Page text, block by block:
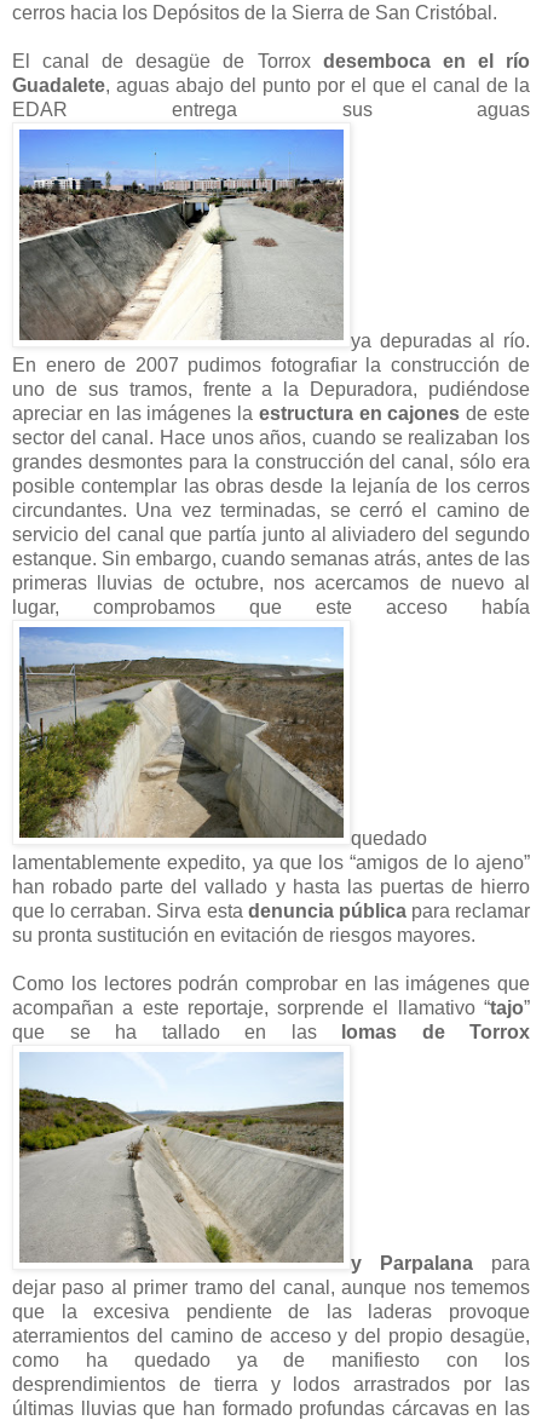
cerros hacia los Depósitos de la Sierra de San Cristóbal.
El canal de desagüe de Torrox desemboca en el río
Guadalete, aguas abajo del punto por el que el canal de la
EDAR entrega sus aguas
ya depuradas al río.
En enero de 2007 pudimos fotografiar la construcción de
uno de sus tramos, frente a la Depuradora, pudiéndose
apreciar en las imágenes la estructura en cajones de este
sector del canal. Hace unos años, cuando se realizaban los
grandes desmontes para la construcción del canal, sólo era
posible contemplar las obras desde la lejanía de los cerros
circundantes. Una vez terminadas, se cerró el camino de
servicio del canal que partía junto al aliviadero del segundo
estanque. Sin embargo, cuando semanas atrás, antes de las
primeras lluvias de octubre, nos acercamos de nuevo al
lugar, comprobamos que este acceso había
quedado
lamentablemente expedito, ya que los “amigos de lo ajeno”
han robado parte del vallado y hasta las puertas de hierro
que lo cerraban. Sirva esta denuncia públicapara reclamar
su pronta sustitución en evitación de riesgos mayores.
Como los lectores podrán comprobar en las imágenes que
acompañan a este reportaje, sorprende el llamativo “tajo”
que se ha tallado en las
lomas de Torrox
y Parpalana para
dejar paso al primer tramo del canal, aunque nos tememos
que la excesiva pendiente de las laderas provoque
aterramientos del camino de acceso y del propio desagüe,
como ha quedado ya de manifiesto con los
desprendimientos de tierra y lodos arrastrados por las
últimas lluvias que han formado profundas cárcavas en las